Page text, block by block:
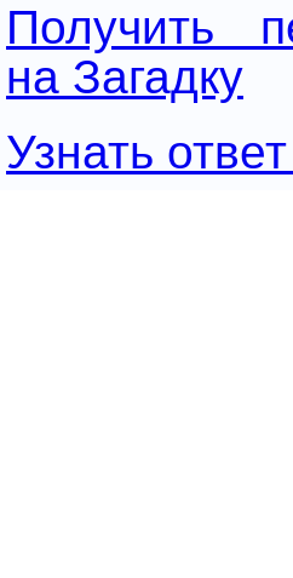
Получить
на Загадку
Узнать